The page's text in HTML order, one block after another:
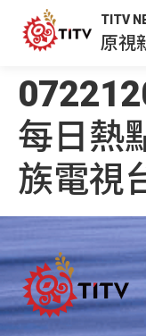
TITV
原視
每日熱
族電視